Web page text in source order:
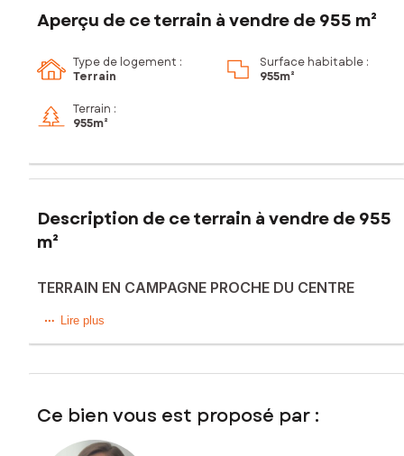
Aperçu de ce terrain à vendre de 955 m²
Type de logement :
Terrain
Surface habitable :
955m²
Terrain :
955m²
Description de ce terrain à vendre de 955
m²
TERRAIN EN CAMPAGNE PROCHE DU CENTRE
Situé sur la commune d'Éméville (60123), ce terrain à bâtir
dans une impasse calme, vue sur la forêt, n'hésitez pas à
Les informations sur les risques auxquels ce bien est
exposé sont disponibles sur le site Géorisques :
Lire plus
Ce bien vous est proposé par :